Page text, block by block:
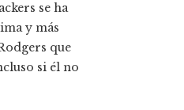
se ha
y más
que
si él no